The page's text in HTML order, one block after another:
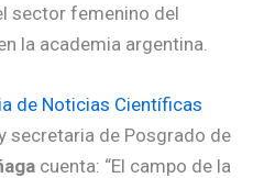
sector femenino del
la academia argentina.
de Noticias Científicas
secretaria de Posgrado de
cuenta: “El campo de la